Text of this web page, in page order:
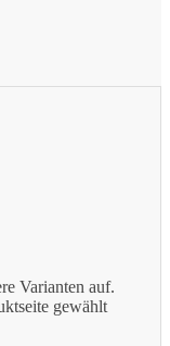
Varianten auf.
gewählt